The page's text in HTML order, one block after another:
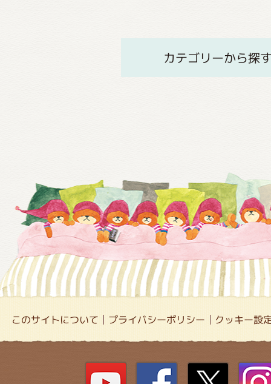
カテゴリーから探
このサイトについて プライバシーポリシー クッキー設